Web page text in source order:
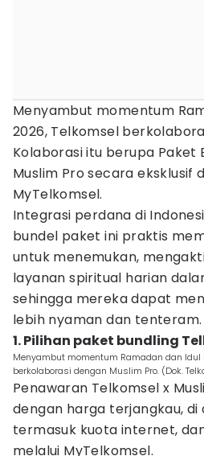
Menyambut momentum
2026, Telkomsel
Kolaborasi itu berupa Paket
Muslim Pro secara eksklusif
MyTelkomsel.
Integrasi perdana di
bundel paket ini praktis
untuk menemukan,
layanan spiritual harian
sehingga mereka dapat
lebih nyaman dan tenteram.
1. Pilihan paket bundling
Menyambut momentum Ramadan dan Idul
berkolaborasi dengan Muslim Pro. (Dok.
Penawaran Telkomsel x
dengan harga terjangkau,
termasuk kuota internet,
melalui MyTelkomsel.